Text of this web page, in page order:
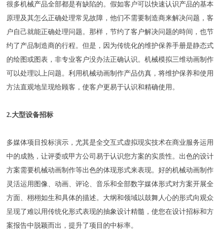
很多机械产品全部都是有缺陷的。假如客户可以快速认识产品的基本
原理及其怎么正确处理常见故障，他们不需要制造商来解决问题，客
户自己就能正确处理问题。那样，节约了客户解决问题的時间，也节
约了产品制造商的行程。但是，因为传统化的维护保养手册是静态式
的绘图或图表，非专业客户没办法正确认识。机械模拟三维动画制作
可以处理以上问题。利用机械动画制作产品仿真，将维护保养和使用
方法直观地呈现给顾客，使客户更易于认识和精确使用。
2.大型设备招标
多媒体项目投标演示，尤其是全交互式虚拟现实技术在商业服务运用
中的成熟，让评委或甲方公司易于认识您方案的实质性。出色的设计
方案需要机械动画制作等出色的体现形式来表现。好的机械动画制作
灵活运用图像、动画、评论、音乐和全部数字媒体形式对方案开展全
方面、栩栩如生和具体的描述。大纲和领域以鼓舞人心的形式向观众
呈现了难以用传统化形式表现的抽象设计精髓，使您在设计招标和方
案报告中脱颖而出，提升了项目的中标率。